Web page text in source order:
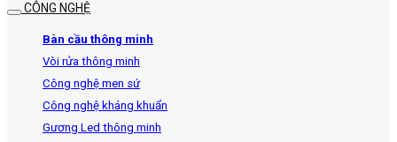
CÔNG NGHỆ
Bàn cầu thông minh
Vòi rửa thông minh
Công nghệ men sứ
Công nghệ kháng khuẩn
Gương Led thông minh